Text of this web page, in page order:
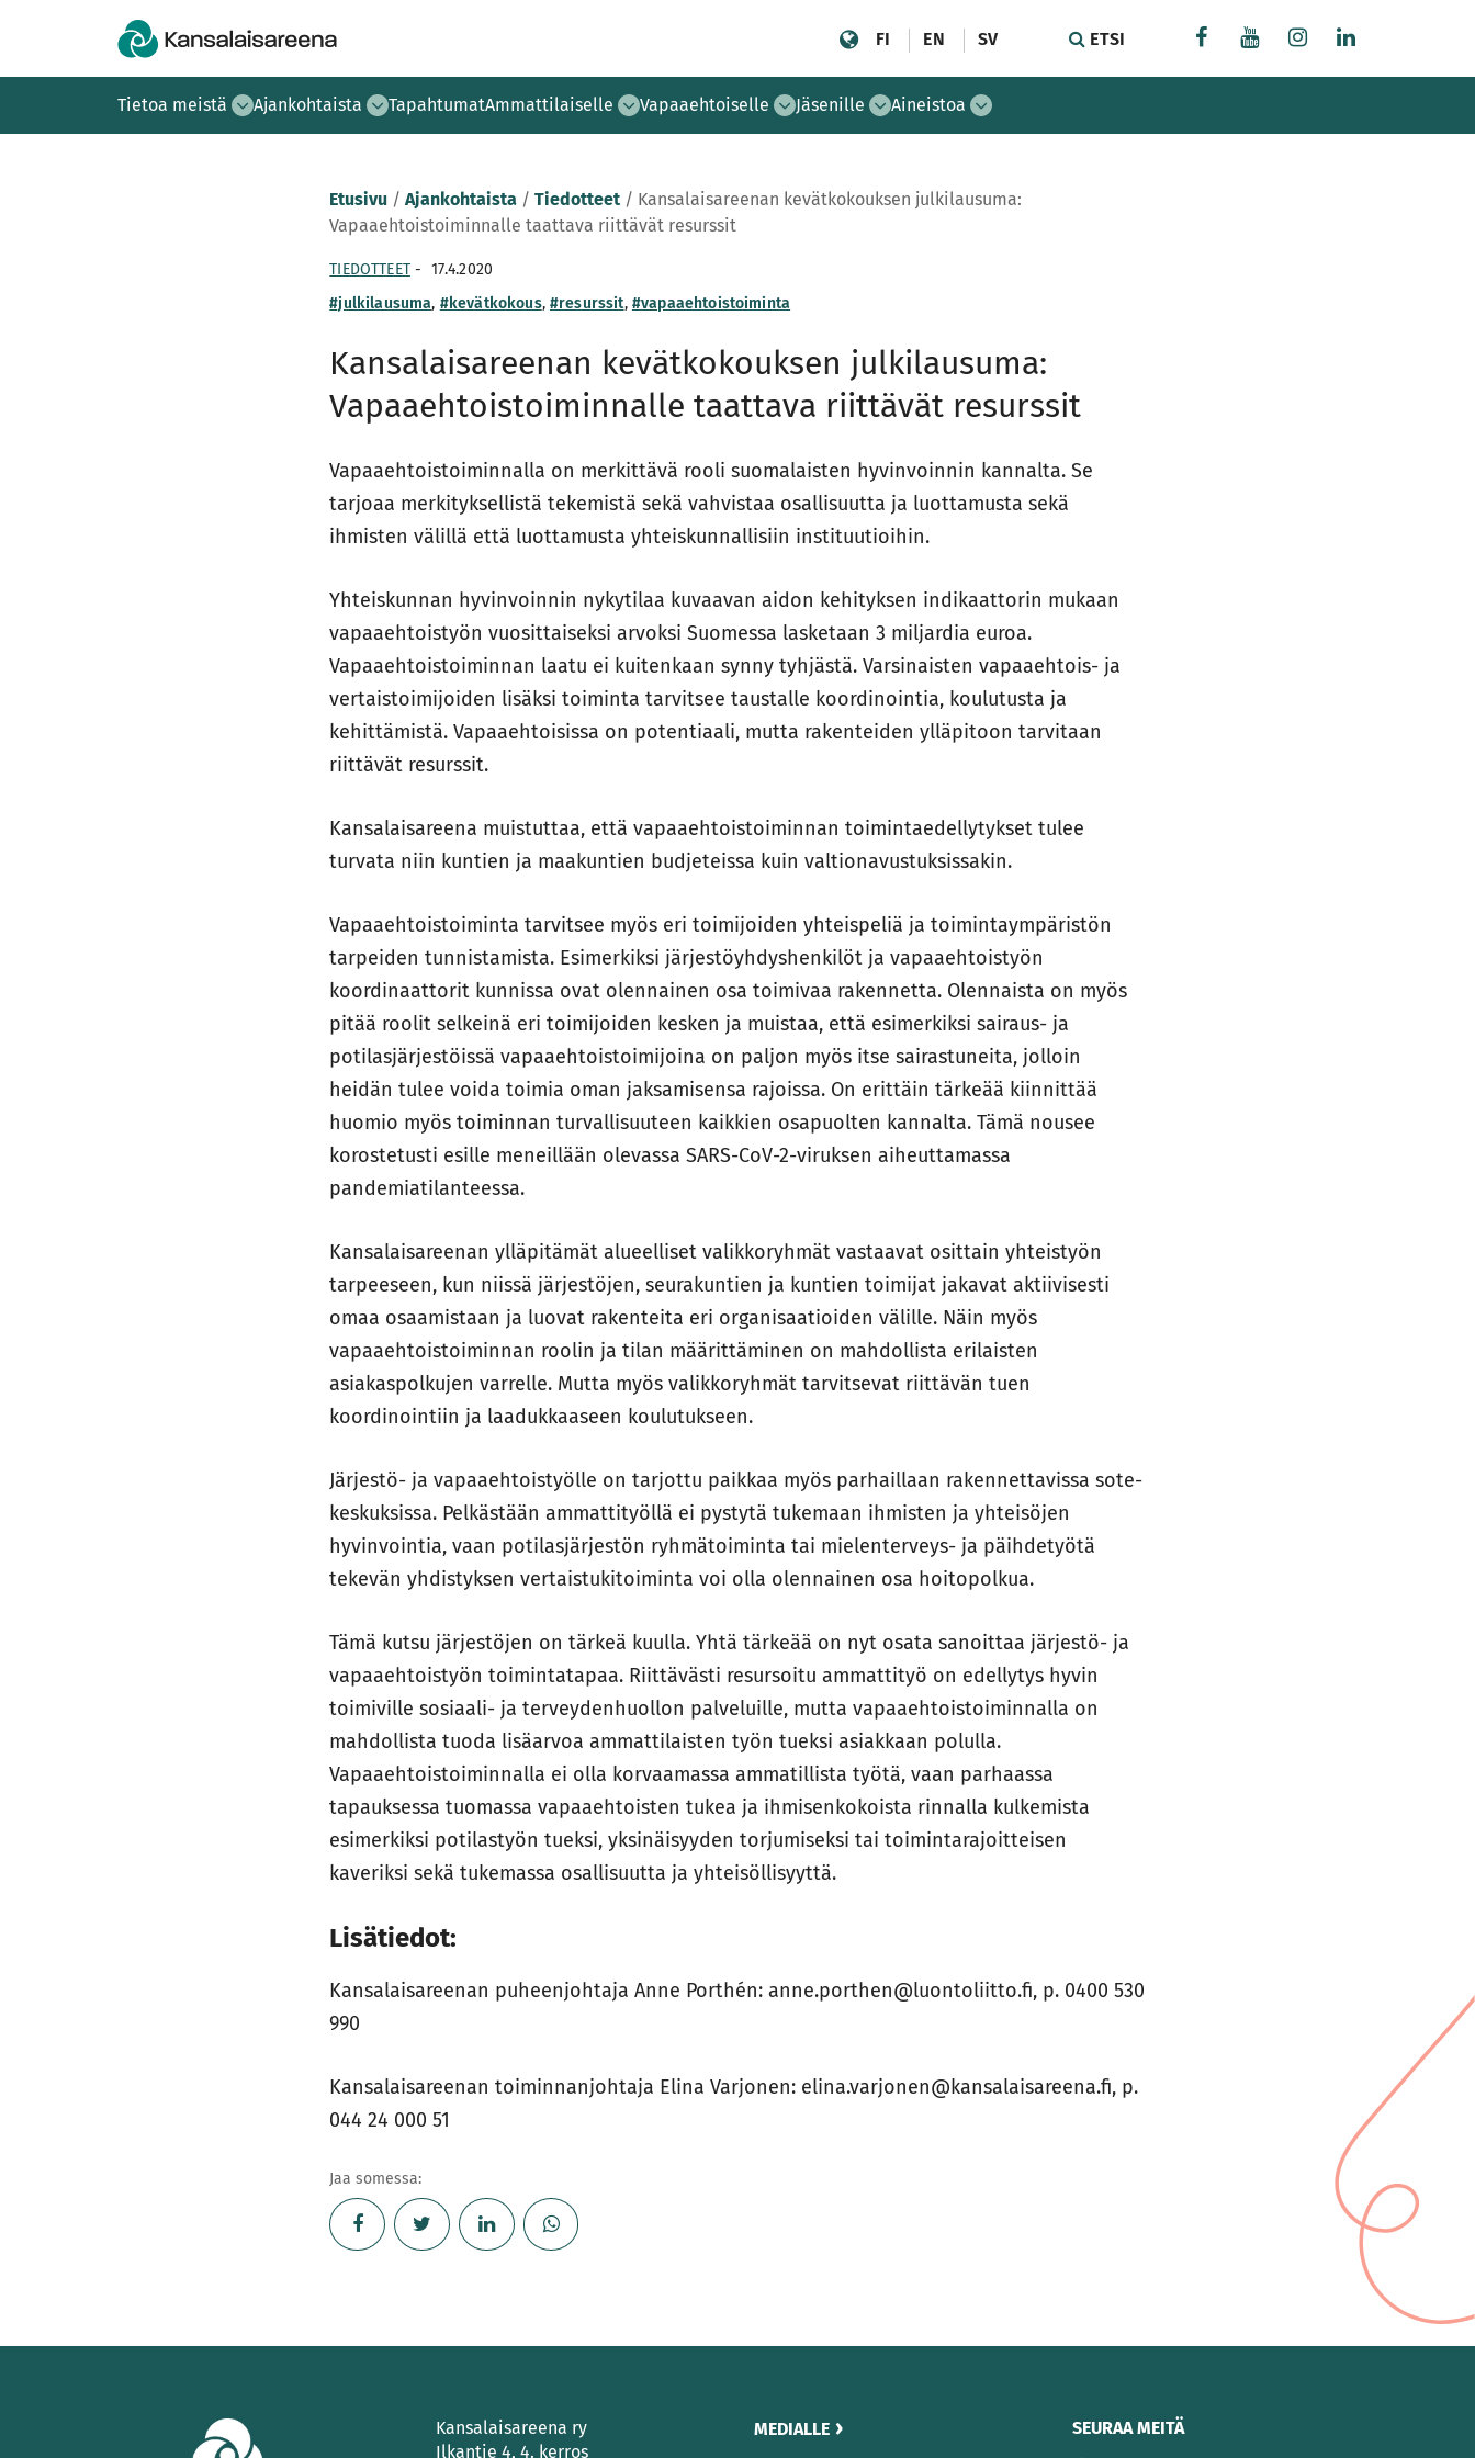
FI EN SV ETSI
Tietoa meistä Ajankohtaista TapahtumatAmmattilaiselle Vapaaehtoiselle Jäsenille Aineistoa
Etusivu /Ajankohtaista /Tiedotteet / Kansalaisareenan kevätkokouksen julkilausuma:
Vapaaehtoistoiminnalle taattava riittävät resurssit
TIEDOTTEET- 17.4.2020
#julkilausuma, #kevätkokous, #resurssit, #vapaaehtoistoiminta
Kansalaisareenan kevätkokouksen julkilausuma:
Vapaaehtoistoiminnalle taattava riittävät resurssit
Vapaaehtoistoiminnalla on merkittävä rooli suomalaisten hyvinvoinnin kannalta. Se
tarjoaa merkityksellistä tekemistä sekä vahvistaa osallisuutta ja luottamusta sekä
ihmisten välillä että luottamusta yhteiskunnallisiin instituutioihin.
Yhteiskunnan hyvinvoinnin nykytilaa kuvaavan aidon kehityksen indikaattorin mukaan
vapaaehtoistyön vuosittaiseksi arvoksi Suomessa lasketaan 3 miljardia euroa.
Vapaaehtoistoiminnan laatu ei kuitenkaan synny tyhjästä. Varsinaisten vapaaehtois- ja
vertaistoimijoiden lisäksi toiminta tarvitsee taustalle koordinointia, koulutusta ja
kehittämistä. Vapaaehtoisissa on potentiaali, mutta rakenteiden ylläpitoon tarvitaan
riittävät resurssit.
Kansalaisareena muistuttaa, että vapaaehtoistoiminnan toimintaedellytykset tulee
turvata niin kuntien ja maakuntien budjeteissa kuin valtionavustuksissakin.
Vapaaehtoistoiminta tarvitsee myös eri toimijoiden yhteispeliä ja toimintaympäristön
tarpeiden tunnistamista. Esimerkiksi järjestöyhdyshenkilöt ja vapaaehtoistyön
koordinaattorit kunnissa ovat olennainen osa toimivaa rakennetta. Olennaista on myös
pitää roolit selkeinä eri toimijoiden kesken ja muistaa, että esimerkiksi sairaus- ja
potilasjärjestöissä vapaaehtoistoimijoina on paljon myös itse sairastuneita, jolloin
heidän tulee voida toimia oman jaksamisensa rajoissa. On erittäin tärkeää kiinnittää
huomio myös toiminnan turvallisuuteen kaikkien osapuolten kannalta. Tämä nousee
korostetusti esille meneillään olevassa SARS-CoV-2-viruksen aiheuttamassa
pandemiatilanteessa.
Kansalaisareenan ylläpitämät alueelliset valikkoryhmät vastaavat osittain yhteistyön
tarpeeseen, kun niissä järjestöjen, seurakuntien ja kuntien toimijat jakavat aktiivisesti
omaa osaamistaan ja luovat rakenteita eri organisaatioiden välille. Näin myös
vapaaehtoistoiminnan roolin ja tilan määrittäminen on mahdollista erilaisten
asiakaspolkujen varrelle. Mutta myös valikkoryhmät tarvitsevat riittävän tuen
koordinointiin ja laadukkaaseen koulutukseen.
Järjestö- ja vapaaehtoistyölle on tarjottu paikkaa myös parhaillaan rakennettavissa sote-
keskuksissa. Pelkästään ammattityöllä ei pystytä tukemaan ihmisten ja yhteisöjen
hyvinvointia, vaan potilasjärjestön ryhmätoiminta tai mielenterveys- ja päihdetyötä
tekevän yhdistyksen vertaistukitoiminta voi olla olennainen osa hoitopolkua.
Tämä kutsu järjestöjen on tärkeä kuulla. Yhtä tärkeää on nyt osata sanoittaa järjestö- ja
vapaaehtoistyön toimintatapaa. Riittävästi resursoitu ammattityö on edellytys hyvin
toimiville sosiaali- ja terveydenhuollon palveluille, mutta vapaaehtoistoiminnalla on
mahdollista tuoda lisäarvoa ammattilaisten työn tueksi asiakkaan polulla.
Vapaaehtoistoiminnalla ei olla korvaamassa ammatillista työtä, vaan parhaassa
tapauksessa tuomassa vapaaehtoisten tukea ja ihmisenkokoista rinnalla kulkemista
esimerkiksi potilastyön tueksi, yksinäisyyden torjumiseksi tai toimintarajoitteisen
kaveriksi sekä tukemassa osallisuutta ja yhteisöllisyyttä.
Lisätiedot:
Kansalaisareenan puheenjohtaja Anne Porthén: anne.porthen@luontoliitto.fi, p. 0400 530
990
Kansalaisareenan toiminnanjohtaja Elina Varjonen: elina.varjonen@kansalaisareena.fi, p.
044 24 000 51
Jaa somessa:
Kansalaisareena ry
Ilkantie 4, 4. kerros
MEDIALLE SEURAA MEITÄ